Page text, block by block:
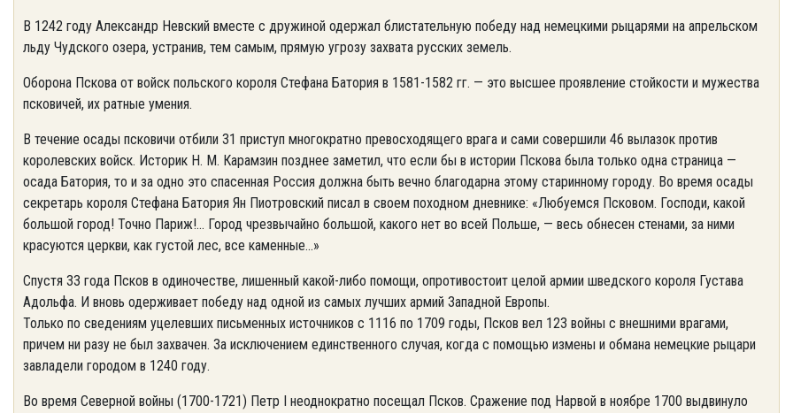
В 1242 году Александр Невский вместе с дружиной одержал блистательную победу над немецкими рыцарями на апрельском
льду Чудского озера, устранив, тем самым, прямую угрозу захвата русских земель.
Оборона Пскова от войск польского короля Стефана Батория в 1581-1582 гг. — это высшее проявление стойкости и мужества
псковичей, их ратные умения.
В течение осады псковичи отбили 31 приступ многократно превосходящего врага и сами совершили 46 вылазок против
королевских войск. Историк Н. М. Карамзин позднее заметил, что если бы в истории Пскова была только одна страница —
осада Батория, то и за одно это спасенная Россия должна быть вечно благодарна этому старинному городу. Во время осады
секретарь короля Стефана Батория Ян Пиотровский писал в своем походном дневнике: «Любуемся Псковом. Господи, какой
большой город! Точно Париж!... Город чрезвычайно большой, какого нет во всей Польше, — весь обнесен стенами, за ними
красуются церкви, как густой лес, все каменные...»
Спустя 33 года Псков в одиночестве, лишенный какой-либо помощи, опротивостоит целой армии шведского короля Густава
Адольфа. И вновь одерживает победу над одной из самых лучших армий Западной Европы.
Только по сведениям уцелевших письменных источников с 1116 по 1709 годы, Псков вел 123 войны с внешними врагами,
причем ни разу не был захвачен. За исключением единственного случая, когда с помощью измены и обмана немецкие рыцари
завладели городом в 1240 году.
Во время Северной войны (1700-1721) Петр I неоднократно посещал Псков. Сражение под Нарвой в ноябре 1700 выдвинуло